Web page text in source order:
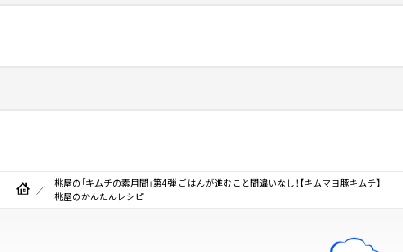
桃屋の「キムチの素月間」第4弾 ごはんが進むこと間違いなし！【キムマヨ豚キムチ】
桃屋のかんたんレシピ